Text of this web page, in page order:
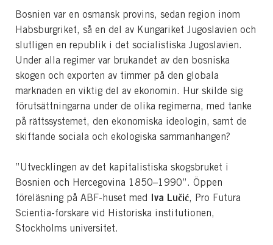
Bosnien var en osmansk provins, sedan region inom
Habsburgriket, så en del av Kungariket Jugoslavien och
slutligen en republik i det socialistiska Jugoslavien.
Under alla regimer var brukandet av den bosniska
skogen och exporten av timmer på den globala
marknaden en viktig del av ekonomin. Hur skilde sig
förutsättningarna under de olika regimerna, med tanke
på rättssystemet, den ekonomiska ideologin, samt de
skiftande sociala och ekologiska sammanhangen?
”Utvecklingen av det kapitalistiska skogsbruket i
Bosnien och Hercegovina 1850–1990”. Öppen
föreläsning på ABF-huset med Iva Lučić, Pro Futura
Scientia-forskare vid Historiska institutionen,
Stockholms universitet.